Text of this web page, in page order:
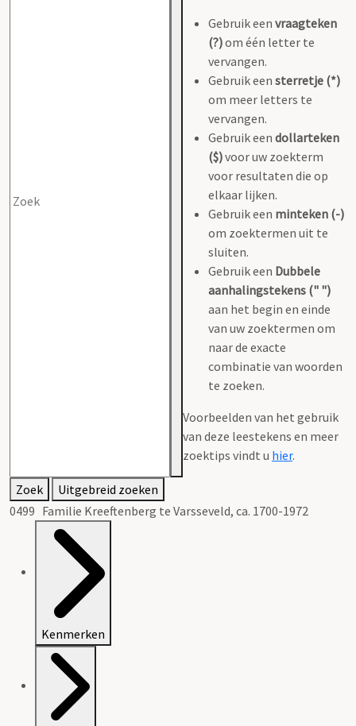
Gebruik een vraagteken
(?)om één letter te
vervangen.
Gebruik een sterretje (*)
om meer letters te
vervangen.
Gebruik een dollarteken
($)voor uw zoekterm
voor resultaten die op
elkaar lijken.
Gebruik een minteken (-)
om zoektermen uit te
sluiten.
Gebruik een Dubbele
aanhalingstekens (" ")
aan het begin en einde
van uw zoektermen om
naar de exacte
combinatie van woorden
te zoeken.
Voorbeelden van het gebruik
van deze leestekens en meer
zoektips vindt u hier.
Zoek
Uitgebreid zoeken
0499 Familie Kreeftenberg te Varsseveld, ca. 1700-1972
Kenmerken